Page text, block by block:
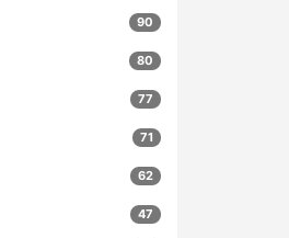
90
80
77
71
62
47